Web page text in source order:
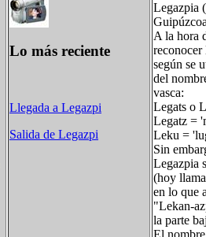
Lo más reciente
Llegada a Legazpi
Salida de Legazpi
Legazpia
A la hora
según se
del
vasca:
Legats o
Legatz =
Leku =
Sin
Legazpia
(hoy
en lo que
"Lekan-
la parte
El